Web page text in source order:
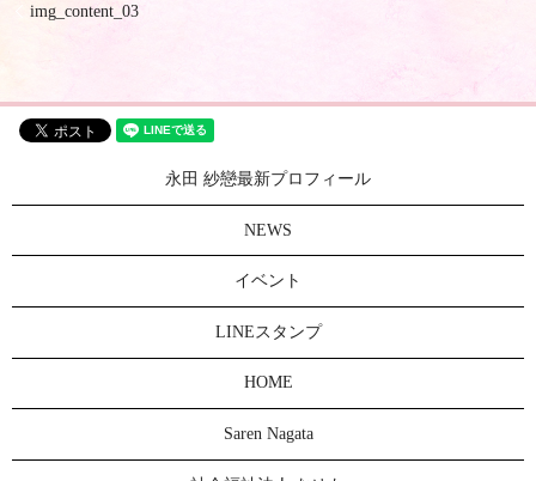
img_content_03
永田 紗戀最新プロフィール
NEWS
イベント
LINEスタンプ
HOME
Saren Nagata